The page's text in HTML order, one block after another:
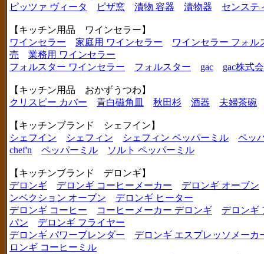
ピッツァ ヴィータ
ピザ窯 漬物 容器 漬物器 センステ
【キッチン用品 ワインセラー】
ワインセラー
家庭用 ワインセラー
ワインセラー フォル
売
業務用 ワインセラー
フォルスター ワインセラー
フォルスター gac gac株式
【キッチン用品 おかずうつわ】
クリスピー カバー
青白磁角皿 秋田杉 酒器 夫婦茶碗
【キッチンブランド シェフイン】
シェフイン
シェフィン シェフィン ペッパーミル
ペッ
chef'n
ペッパーミル ソルト ペッパーミル
【キッチンブランド デロンギ】
デロンギ
デロンギ コーヒーメーカー
デロンギ オーブン
ンベクション オーブン
デロンギ ヒーター
デロンギ コーヒー
コーヒーメーカー デロンギ
デロンギ
パン
デロンギ フライヤー
デロンギ パワーブレンダー
デロンギ エスプレッソメーカ
ロンギ コーヒーミル